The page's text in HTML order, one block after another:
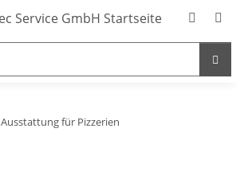
Ausstattung für Pizzerien